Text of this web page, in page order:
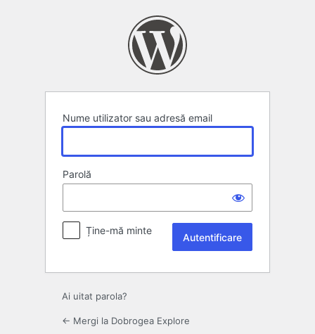
Nume utilizator sau adresă email
Parolă
Ține-mă minte
Ai uitat parola?
← Mergi la Dobrogea Explore